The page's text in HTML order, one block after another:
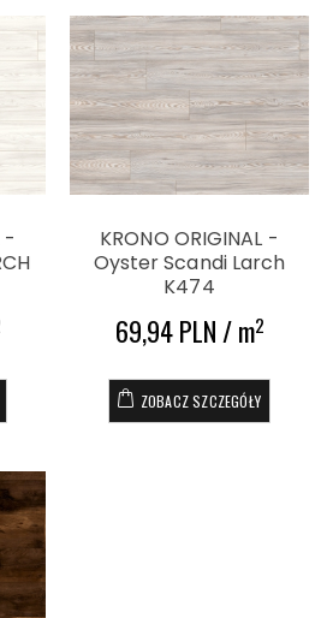
-
KRONO ORIGINAL -
Oyster Scandi Larch
K474
69,94 PLN / m2
ZOBACZ SZCZEGÓŁY